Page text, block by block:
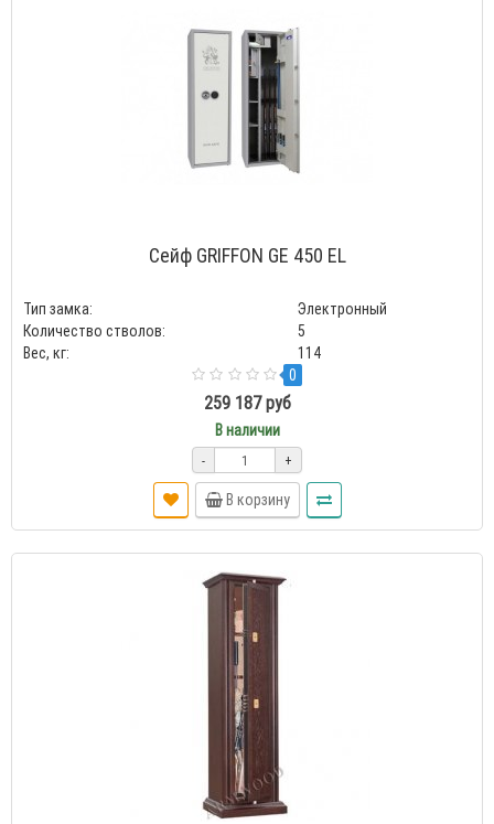
Сейф GRIFFON GE 450 EL
Тип замка:
Электронный
Количество стволов:
5
Вес, кг:
114
0
259 187 руб
В наличии
- +
В корзину